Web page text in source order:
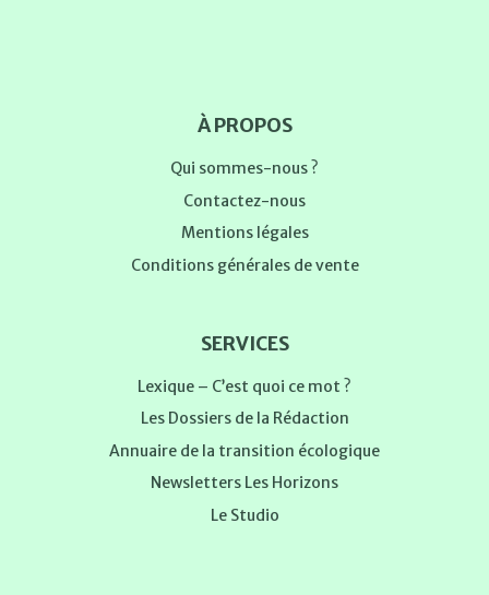
À PROPOS
Qui sommes-nous ?
Contactez-nous
Mentions légales
Conditions générales de vente
SERVICES
Lexique – C’est quoi ce mot ?
Les Dossiers de la Rédaction
Annuaire de la transition écologique
Newsletters Les Horizons
Le Studio